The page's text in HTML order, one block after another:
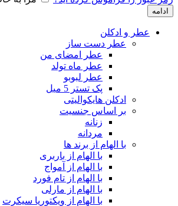
ادامه
عطر و ادکلن
عطر دست ساز
عطر امضای من
عطر ماه تولد
عطر لبوبو
پک تستر 5 میل
ادکلن هایکوالیتی
بر اساس جنسیت
زنانه
مردانه
با الهام از برند ها
با الهام از باربری
با الهام از آمواج
با الهام از تام فورد
با الهام از مارلی
با الهام از ویکتوریا سیکرت